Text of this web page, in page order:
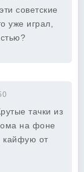
советские
уже играл,
тачки из
на фоне
кайфую от